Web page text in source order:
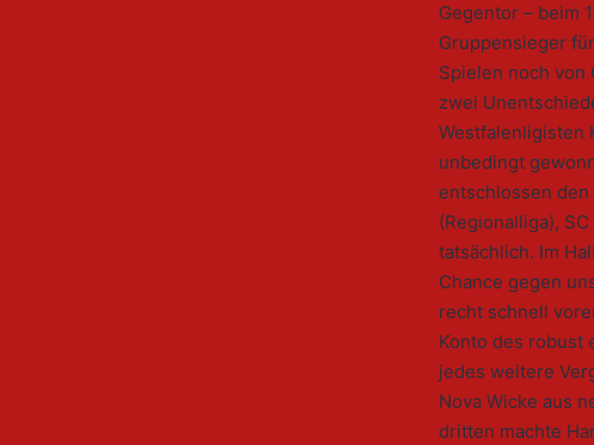
Gegentor – beim
Gruppensieger
Spielen noch von
zwei
Westfalenligisten
unbedingt
entschlossen den
(Regionalliga),
tatsächlich. Im
Chance gegen
recht schnell
Konto des robust
jedes weitere
Nova Wicke aus
dritten machte